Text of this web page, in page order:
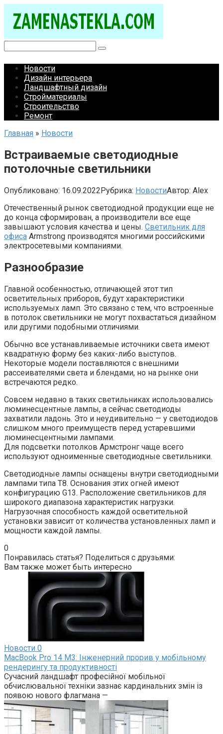
контенту
Новости
Дизайн интерьера
Ландшафтный дизайн
Стройматериалы
Строительство
Ремонт
Главная » Новости
Встраиваемые светодиодные
потолочные светильники
Опубликовано: 16.09.2022Рубрика: НовостиАвтор: Alex
Отечественный рынок светодиодной продукции еще не
до конца сформирован, а производители все еще
завышают условия качества и цены. Светильник для
офиса Armstrong производятся многими российскими
электросетевыми компаниями.
Разнообразие
Главной особенностью, отличающей этот тип
осветительных приборов, будут характеристики
используемых ламп. Это связано с тем, что встроенные
в потолок светильники не могут похвастаться дизайном
или другими подобными отличиями.
Обычно все устанавливаемые источники света имеют
квадратную форму без каких-либо выступов.
Некоторые модели поставляются с внешними
рассеивателями света и блендами, но на рынке они
встречаются редко.
Совсем недавно в таких светильниках использовались
люминесцентные лампы, а сейчас светодиоды
захватили ладонь. Это и неудивительно — у светодиодов
слишком много преимуществ перед устаревшими
люминесцентными лампами.
Для подсветки потолков Армстронг чаще всего
используют одноименные светодиодные светильники.
Светодиодные лампы оснащены внутри светодиодными
лампами типа T8. Основания этих огней имеют
конфигурацию G13. Расположение светильников для
широкого диапазона характеристик нагрузки.
Нагрузочная способность каждой осветительной
установки зависит от количества установленных ламп и
мощности каждой лампы.
0
Понравилась статья? Поделиться с друзьями:
Вам также может быть интересно
Новости 0
MacBook Pro 14 M3: Інженерний прорив у мобільному
рендерингу та продуктивності
Сучасний ландшафт професійної мобільної
обчислювальної техніки зазнає кардинальних змін із
появою нового флагмана —